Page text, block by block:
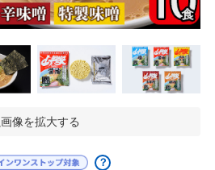
画像を拡大する
？